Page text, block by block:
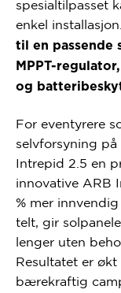
spesialtilpasset
enkel installasjon.
til en passende
MPPT-
og
For eventyrere
selvforsyning på
Intrepid 2.5 en
innovative ARB
% mer
telt, gir
lenger uten
Resultatet er
bærekraftig